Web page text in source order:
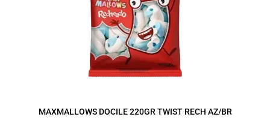
MAXMALLOWS DOCILE 220GR TWIST RECH AZ/BR